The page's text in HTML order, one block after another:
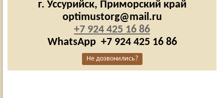
г. Уссурийск, Приморский край
optimustorg@mail.ru
+7 924 425 16 86
WhatsApp +7 924 425 16 86
Не дозвонились?